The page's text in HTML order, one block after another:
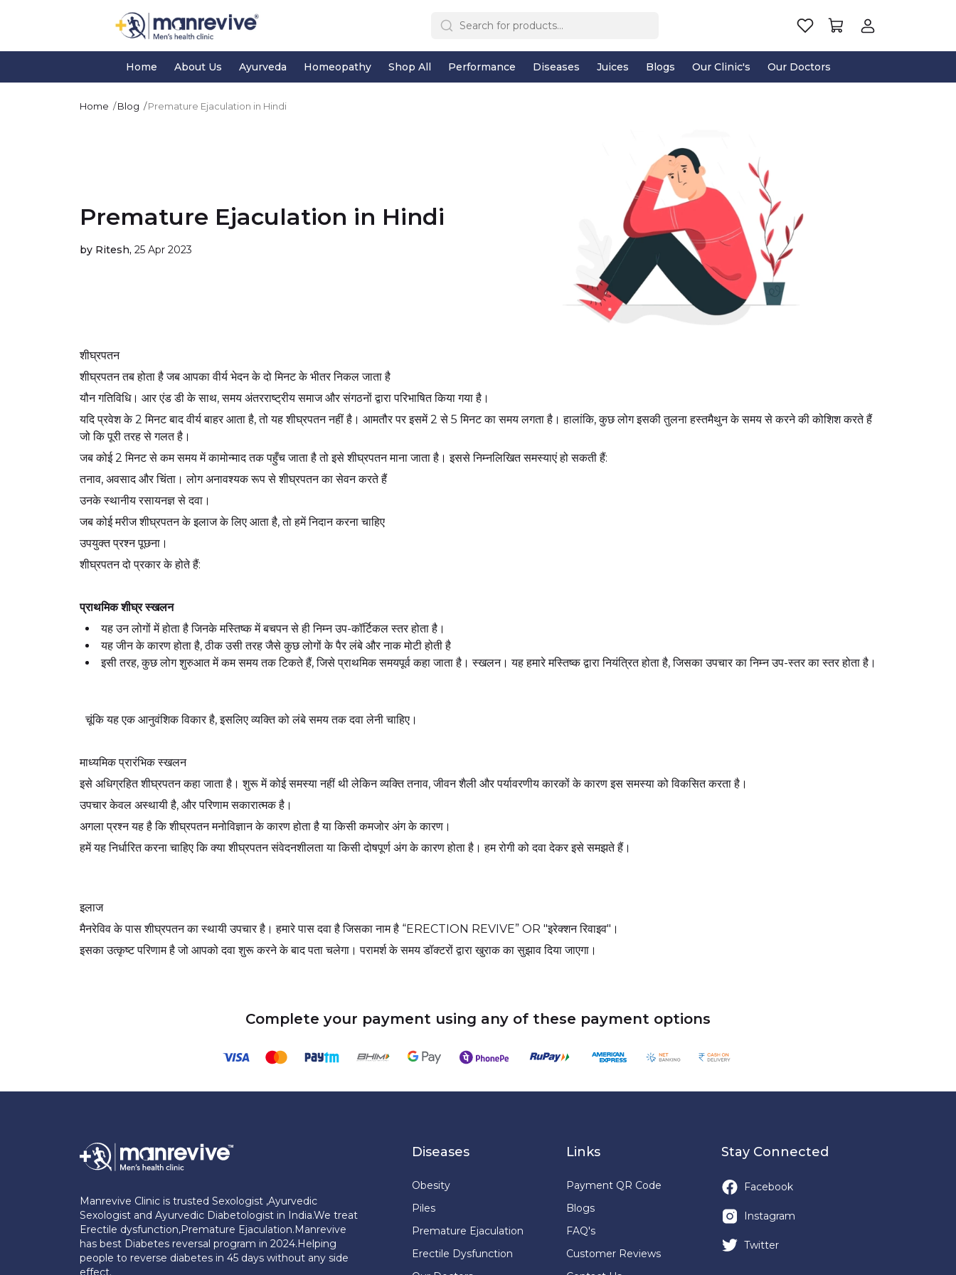
Home About Us Ayurveda Homeopathy Shop All Performance Diseases Juices Blogs Our Clinic's Our Doctors
Home Blog Premature Ejaculation in Hindi
Premature Ejaculation in Hindi
by Ritesh, 25 Apr 2023
शीघ्रपतन
शीघ्रपतन तब होता है जब आपका वीर्य भेदन के दो मिनट के भीतर निकल जाता है
यौन गतिविधि। आर एंड डी के साथ, समय अंतरराष्ट्रीय समाज और संगठनों द्वारा परिभाषित किया गया है।
यदि प्रवेश के 2 मिनट बाद वीर्य बाहर आता है, तो यह शीघ्रपतन नहीं है। आमतौर पर इसमें 2 से 5 मिनट का समय लगता है। हालांकि, कुछ लोग इसकी तुलना हस्तमैथुन के समय से करने की कोशिश करते हैं
जो कि पूरी तरह से गलत है।
जब कोई 2 मिनट से कम समय में कामोन्माद तक पहुँच जाता है तो इसे शीघ्रपतन माना जाता है। इससे निम्नलिखित समस्याएं हो सकती हैं:
तनाव, अवसाद और चिंता। लोग अनावश्यक रूप से शीघ्रपतन का सेवन करते हैं
उनके स्थानीय रसायनज्ञ से दवा।
जब कोई मरीज शीघ्रपतन के इलाज के लिए आता है, तो हमें निदान करना चाहिए
उपयुक्त प्रश्न पूछना।
शीघ्रपतन दो प्रकार के होते हैं:
प्राथमिक शीघ्र स्खलन
यह उन लोगों में होता है जिनके मस्तिष्क में बचपन से ही निम्न उप-कॉर्टिकल स्तर होता है।
यह जीन के कारण होता है, ठीक उसी तरह जैसे कुछ लोगों के पैर लंबे और नाक मोटी होती है
इसी तरह, कुछ लोग शुरुआत में कम समय तक टिकते हैं, जिसे प्राथमिक समयपूर्व कहा जाता है। स्खलन। यह हमारे मस्तिष्क द्वारा नियंत्रित होता है, जिसका उपचार का निम्न उप-स्तर का स्तर होता है।
चूंकि यह एक आनुवंशिक विकार है, इसलिए व्यक्ति को लंबे समय तक दवा लेनी चाहिए।
माध्यमिक प्रारंभिक स्खलन
इसे अधिग्रहित शीघ्रपतन कहा जाता है। शुरू में कोई समस्या नहीं थी लेकिन व्यक्ति तनाव, जीवन शैली और पर्यावरणीय कारकों के कारण इस समस्या को विकसित करता है।
उपचार केवल अस्थायी है, और परिणाम सकारात्मक है।
अगला प्रश्न यह है कि शीघ्रपतन मनोविज्ञान के कारण होता है या किसी कमजोर अंग के कारण।
हमें यह निर्धारित करना चाहिए कि क्या शीघ्रपतन संवेदनशीलता या किसी दोषपूर्ण अंग के कारण होता है। हम रोगी को दवा देकर इसे समझते हैं।
इलाज
मैनरेविव के पास शीघ्रपतन का स्थायी उपचार है। हमारे पास दवा है जिसका नाम है “ERECTION REVIVE” OR "इरेक्शन रिवाइव"।
इसका उत्कृष्ट परिणाम है जो आपको दवा शुरू करने के बाद पता चलेगा। परामर्श के समय डॉक्टरों द्वारा खुराक का सुझाव दिया जाएगा।
Complete your payment using any of these payment options
Manrevive Clinic is trusted Sexologist ,Ayurvedic
Sexologist and Ayurvedic Diabetologist in India.We treat
Erectile dysfunction,Premature Ejaculation.Manrevive
has best Diabetes reversal program in 2024.Helping
people to reverse diabetes in 45 days without any side
effect.
Diseases
Obesity
Piles
Premature Ejaculation
Erectile Dysfunction
Links
Payment QR Code
Blogs
FAQ's
Customer Reviews
Stay Connected
Facebook
Instagram
Twitter